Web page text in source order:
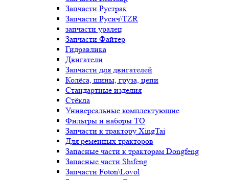
Запчасти Рустрак
Запчасти Русич\TZR
запчасти уралец
Запчасти Файтер
Гидравлика
Двигатели
Запчасти для двигателей
Колёса, шины, груза, цепи
Стандартные изделия
Стёкла
Универсальные комплектующие
Фильтры и наборы ТО
Запчасти к трактору XingTai
Для ременных тракторов
Запасные части к тракторам Dongfeng
Запасные части Shifeng
Запчасти Foton\Lovol